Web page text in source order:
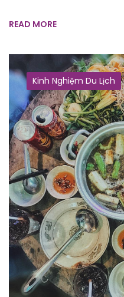
READ MORE
Kinh Nghiệm Du Lịch